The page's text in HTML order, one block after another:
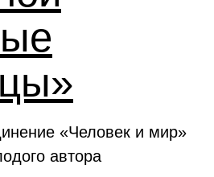
«Человек и мир»
автора